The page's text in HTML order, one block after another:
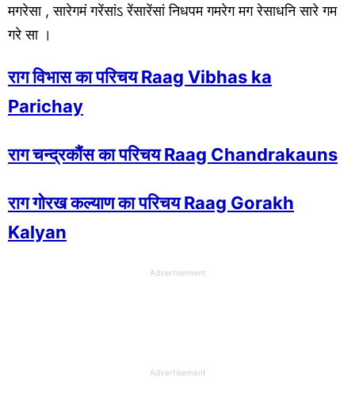
मगरेसा , सारेगमं गरेंसांऽ रेंसारेंसां निधपम गमरेग मग रेसाधनि सारे गम
गरे सा ।
राग विभास का परिचय Raag Vibhas ka
Parichay
राग चन्द्रकौंस का परिचय Raag Chandrakauns
राग गोरख कल्याण का परिचय Raag Gorakh
Kalyan
Advertisement
Advertisement